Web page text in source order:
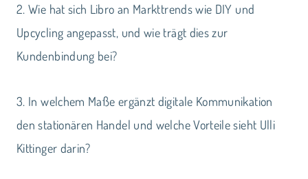
2. Wie hat sich Libro an Markttrends wie DIY und
Upcycling angepasst, und wie trägt dies zur
Kundenbindung bei?
3. In welchem Maße ergänzt digitale Kommunikation
den stationären Handel und welche Vorteile sieht Ulli
Kittinger darin?